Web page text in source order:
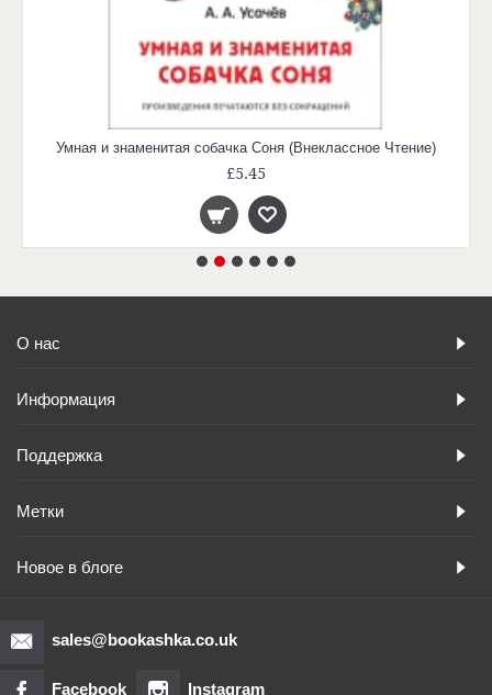
Умная и знаменитая собачка Соня (Внеклассное Чтение)
£5.45
О нас
Информация
Поддержка
Метки
Новое в блоге
sales@bookashka.co.uk
Facebook Instagram